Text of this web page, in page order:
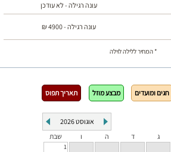
עונה רגילה - לא עודכן
עונה רגילה -4900
₪
* המחיר ללילה לוילה
חגים ומועדים מבצע מוזל תאריך תפוס
אוגוסט2026
ג ד ה ו שבת
1